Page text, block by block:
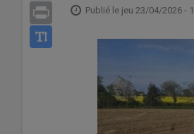
Print
Publié le jeu 23/04/2026 -